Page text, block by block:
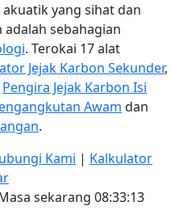
yang sihat dan
sebahagian
. Terokai 17 alat
Jejak Karbon Sekunder,
Pengira Jejak Karbon Isi
Awam dan
.
Kami | Kalkulator
sekarang 08:33:14